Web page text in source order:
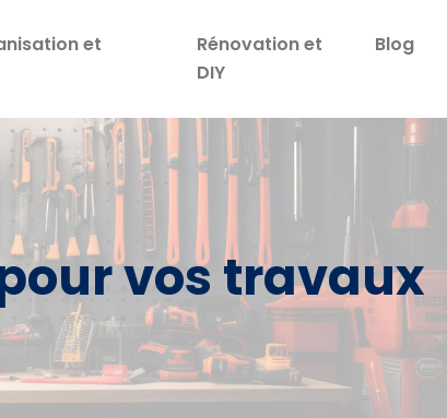
et
Rénovation et
DIY
Blog
vos travaux